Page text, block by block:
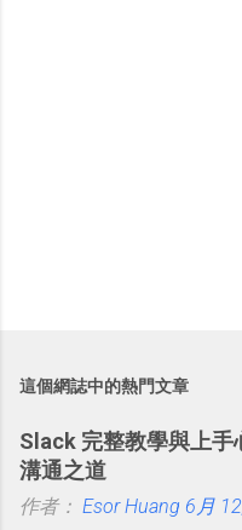
這個網誌中的熱門文章
Slack 完整教學與上
溝通之道
作者： Esor Huang 6月